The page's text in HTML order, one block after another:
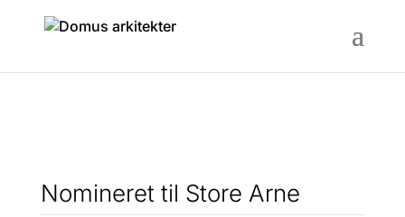
Nomineret til Store Arne